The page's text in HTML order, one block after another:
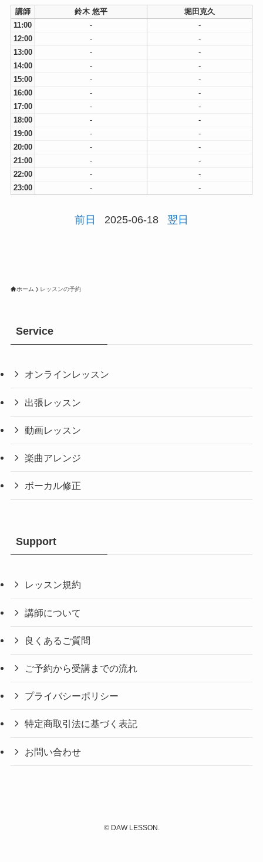
講師 鈴木 悠平
堀田克久
11:00
-
-
12:00
-
-
13:00
-
-
14:00
-
-
15:00
-
-
16:00
-
-
17:00
-
-
18:00
-
-
19:00
-
-
20:00
-
-
21:00
-
-
22:00
-
-
23:00
- -
前日 2025-06-18 翌日
ホーム レッスンの予約
Service
オンラインレッスン
出張レッスン
動画レッスン
楽曲アレンジ
ボーカル修正
Support
レッスン規約
講師について
良くあるご質問
ご予約から受講までの流れ
プライバシーポリシー
特定商取引法に基づく表記
お問い合わせ
©DAW LESSON.